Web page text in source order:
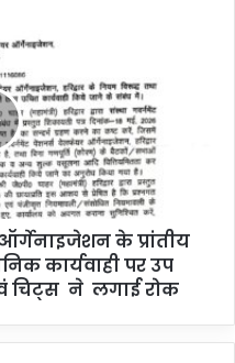
के प्रांतीय
कार्यवाही पर उप
चिट्स ने लगाई रोक